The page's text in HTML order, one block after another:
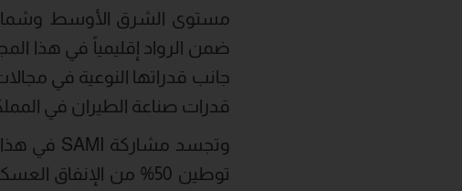
مستوى الشرق الأوسط وشمال
ضمن الرواد إقليمياً في هذا
جانب قدراتها النوعية في
قدرات صناعة الطيران في
توطين 50% من